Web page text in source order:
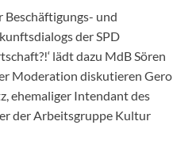
und
der SPD
lädt dazu MdB Sören
Moderation diskutieren Gero
ehemaliger Intendant des
der Arbeitsgruppe Kultur